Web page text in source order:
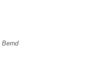
Bernd